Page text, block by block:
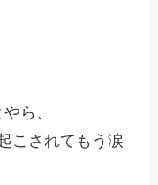
ら、
こされてもう涙